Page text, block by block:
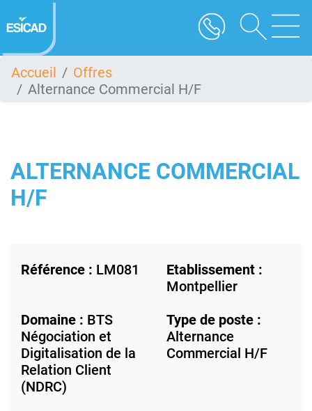
au
contenu
Accueil
Offres
Alternance Commercial H/F
ALTERNANCE COMMERCIAL
H/F
Référence : LM081
Etablissement :
Montpellier
Domaine : BTS
Négociation et
Digitalisation de la
Relation Client
(NDRC)
Type de poste :
Alternance
Commercial H/F